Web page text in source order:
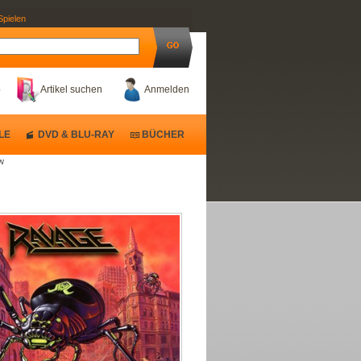
Anmelden
Artikel suchen
DVD & BLU-RAY BÜCHER